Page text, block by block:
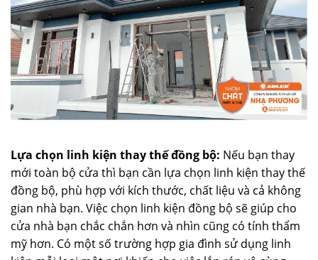
Lựa chọn linh kiện thay thế đồng bộ: Nếu bạn thay
mới toàn bộ cửa thì bạn cần lựa chọn linh kiện thay thế
đồng bộ, phù hợp với kích thước, chất liệu và cả không
gian nhà bạn. Việc chọn linh kiện đồng bộ sẽ giúp cho
cửa nhà bạn chắc chắn hơn và nhìn cũng có tính thẩm
mỹ hơn. Có một số trường hợp gia đình sử dụng linh